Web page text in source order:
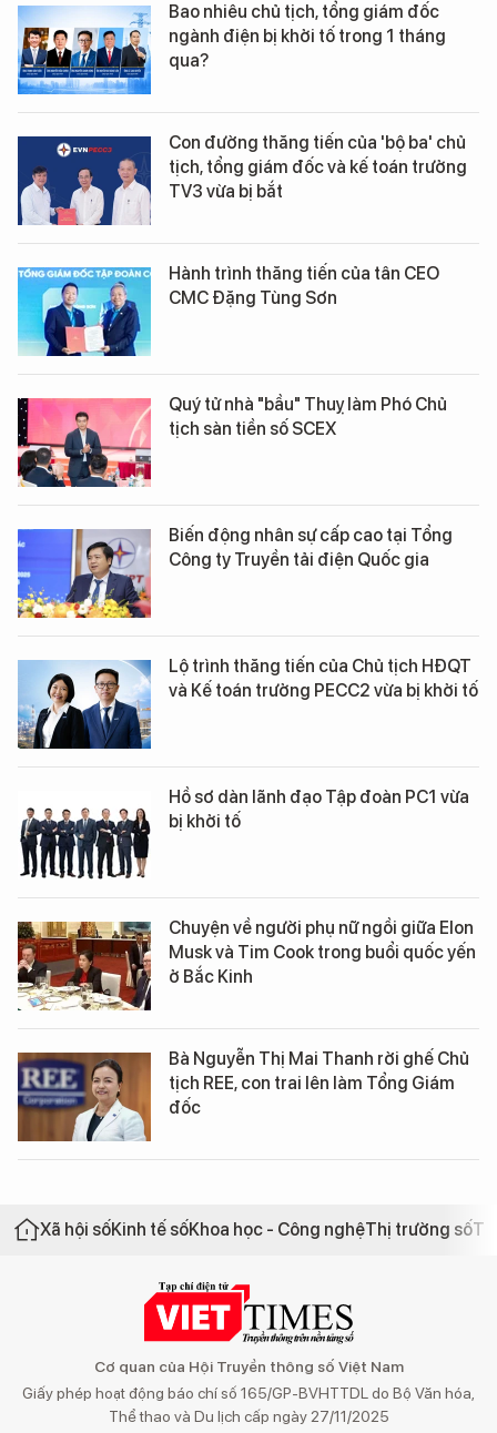
Bao nhiêu chủ tịch, tổng giám đốc
ngành điện bị khởi tố trong 1 tháng
qua?
Con đường thăng tiến của 'bộ ba' chủ
tịch, tổng giám đốc và kế toán trưởng
TV3 vừa bị bắt
Hành trình thăng tiến của tân CEO
CMC Đặng Tùng Sơn
Quý tử nhà "bầu" Thuỵ làm Phó Chủ
tịch sàn tiền số SCEX
Biến động nhân sự cấp cao tại Tổng
Công ty Truyền tải điện Quốc gia
Lộ trình thăng tiến của Chủ tịch HĐQT
và Kế toán trưởng PECC2 vừa bị khởi tố
Hồ sơ dàn lãnh đạo Tập đoàn PC1 vừa
bị khởi tố
Chuyện về người phụ nữ ngồi giữa Elon
Musk và Tim Cook trong buổi quốc yến
ở Bắc Kinh
Bà Nguyễn Thị Mai Thanh rời ghế Chủ
tịch REE, con trai lên làm Tổng Giám
đốc
Xã hội sốKinh tế sốKhoa học - Công nghệThị trường số
Cơ quan của Hội Truyền thông số Việt Nam
Giấy phép hoạt động báo chí số 165/GP-BVHTTDL do Bộ Văn hóa,
Thể thao và Du lịch cấp ngày 27/11/2025